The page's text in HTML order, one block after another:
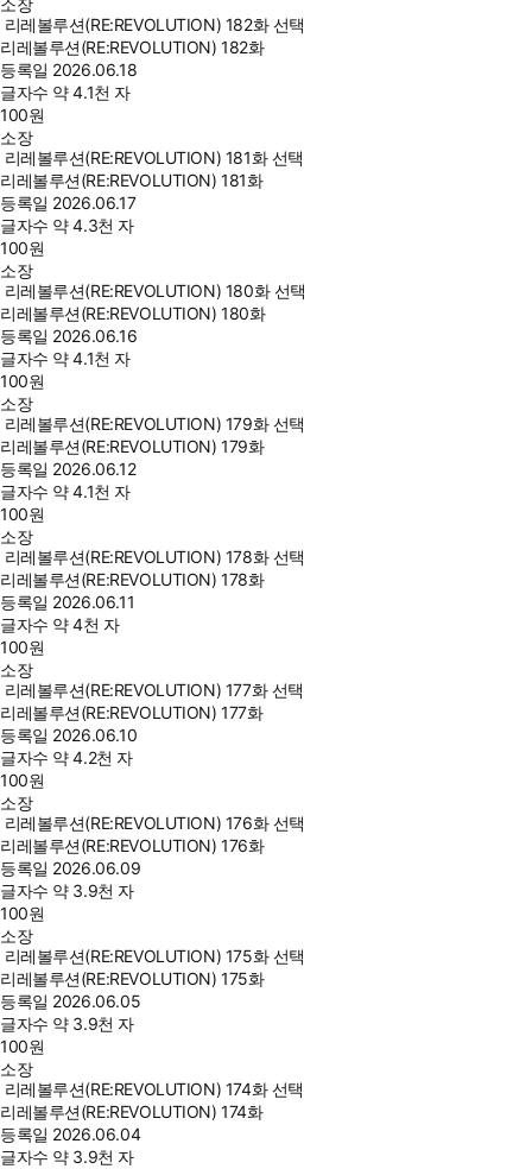
소장
리레볼루션(RE:REVOLUTION) 182화 선택
리레볼루션(RE:REVOLUTION) 182화
등록일 2026.06.18
글자수 약 4.1천 자
100원
소장
리레볼루션(RE:REVOLUTION) 181화 선택
리레볼루션(RE:REVOLUTION) 181화
등록일 2026.06.17
글자수 약 4.3천 자
100원
소장
리레볼루션(RE:REVOLUTION) 180화 선택
리레볼루션(RE:REVOLUTION) 180화
등록일 2026.06.16
글자수 약 4.1천 자
100원
소장
리레볼루션(RE:REVOLUTION) 179화 선택
리레볼루션(RE:REVOLUTION) 179화
등록일 2026.06.12
글자수 약 4.1천 자
100원
소장
리레볼루션(RE:REVOLUTION) 178화 선택
리레볼루션(RE:REVOLUTION) 178화
등록일 2026.06.11
글자수 약 4천 자
100원
소장
리레볼루션(RE:REVOLUTION) 177화 선택
리레볼루션(RE:REVOLUTION) 177화
등록일 2026.06.10
글자수 약 4.2천 자
100원
소장
리레볼루션(RE:REVOLUTION) 176화 선택
리레볼루션(RE:REVOLUTION) 176화
등록일 2026.06.09
글자수 약 3.9천 자
100원
소장
리레볼루션(RE:REVOLUTION) 175화 선택
리레볼루션(RE:REVOLUTION) 175화
등록일 2026.06.05
글자수 약 3.9천 자
100원
소장
리레볼루션(RE:REVOLUTION) 174화 선택
리레볼루션(RE:REVOLUTION) 174화
등록일 2026.06.04
글자수 약 3.9천 자